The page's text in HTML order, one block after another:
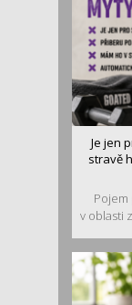
Je jen
stravě
v oblasti